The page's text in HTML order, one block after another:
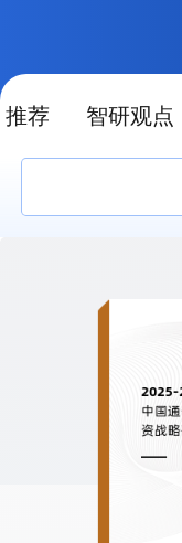
推荐 智研观点